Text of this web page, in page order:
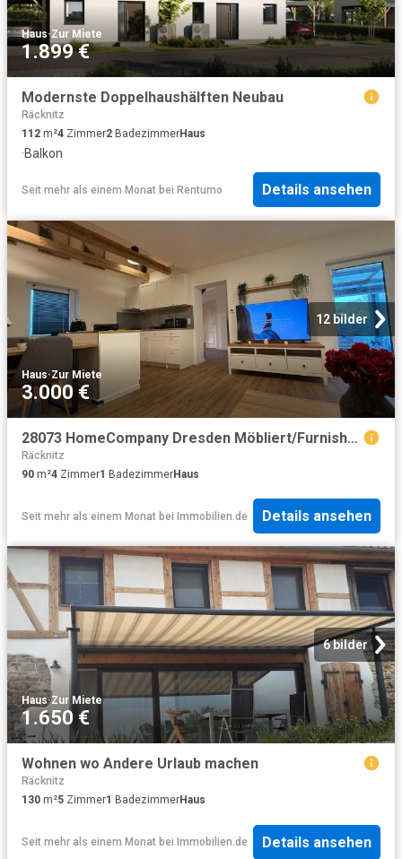
Haus·Zur Miete
1.899 €
Modernste Doppelhaushälften Neubau
Räcknitz
112 m²4 Zimmer2 BadezimmerHaus
·Balkon
Seit mehr als einem Monat bei Rentumo Details ansehen
12 bilder
Haus·Zur Miete
3.000 €
28073 HomeCompany Dresden Möbliert/Furnished Reihenhaus in Dresden Weixdorf max. 5 Personen
Räcknitz
90 m²4 Zimmer1 BadezimmerHaus
Seit mehr als einem Monat bei Immobilien.de Details ansehen
6 bilder
Haus·Zur Miete
1.650 €
Wohnen wo Andere Urlaub machen
Räcknitz
130 m²5 Zimmer1 BadezimmerHaus
Seit mehr als einem Monat bei Immobilien.de Details ansehen